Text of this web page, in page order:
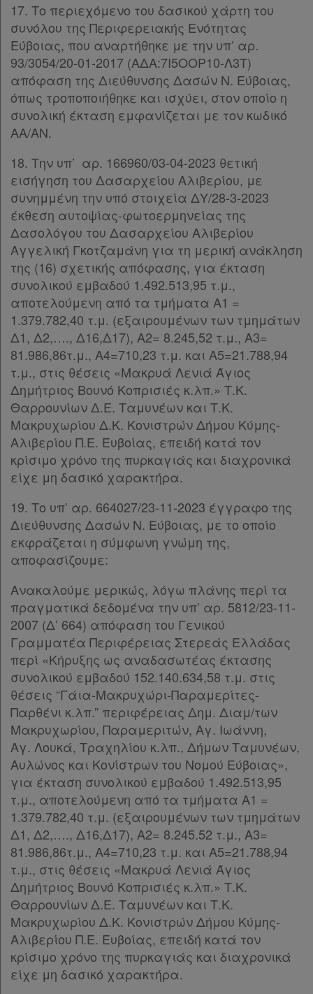
17. Το περιεχόμενο του δασικού χάρτη του
συνόλου της Περιφερειακής Ενότητας
Εύβοιας, που αναρτήθηκε με την υπ’ αρ.
93/3054/20-01-2017 (ΑΔΑ:7Ι5ΟΟΡ10-Λ3Τ)
απόφαση της Διεύθυνσης Δασών Ν. Εύβοιας,
όπως τροποποιήθηκε και ισχύει, στον οποίο η
συνολική έκταση εμφανίζεται με τον κωδικό
ΑΑ/ΑΝ.
18. Την υπ’ αρ. 166960/03-04-2023 θετική
εισήγηση του Δασαρχείου Αλιβερίου, με
συνημμένη την υπό στοιχεία ΔΥ/28-3-2023
έκθεση αυτοψίας-φωτοερμηνείας της
Δασολόγου του Δασαρχείου Αλιβερίου
Αγγελική Γκοτζαμάνη για τη μερική ανάκληση
της (16) σχετικής απόφασης, για έκταση
συνολικού εμβαδού 1.492.513,95 τ.μ.,
αποτελούμενη από τα τμήματα Α1 =
1.379.782,40 τ.μ. (εξαιρουμένων των τμημάτων
Δ1, Δ2,…., Δ16,Δ17), Α2= 8.245,52 τ.μ., Α3=
81.986,86τ.μ., Α4=710,23 τ.μ. και Α5=21.788,94
τ.μ., στις θέσεις «Μακρυά Λενιά Άγιος
Δημήτριος Βουνό Κοπρισιές κ.λπ.» Τ.Κ.
Θαρρουνίων Δ.Ε. Ταμυνέων και Τ.Κ.
Μακρυχωρίου Δ.Κ. Κονιστρών Δήμου Κύμης-
Αλιβερίου Π.Ε. Ευβοίας, επειδή κατά τον
κρίσιμο χρόνο της πυρκαγιάς και διαχρονικά
είχε μη δασικό χαρακτήρα.
19. Το υπ’ αρ. 664027/23-11-2023 έγγραφο της
Διεύθυνσης Δασών Ν. Εύβοιας, με το οποίο
εκφράζεται η σύμφωνη γνώμη της,
αποφασίζουμε:
Ανακαλούμε μερικώς, λόγω πλάνης περί τα
πραγματικά δεδομένα την υπ’ αρ. 5812/23-11-
2007 (Δ’ 664) απόφαση του Γενικού
Γραμματέα Περιφέρειας Στερεάς Ελλάδας
περί «Κήρυξης ως αναδασωτέας έκτασης
συνολικού εμβαδού 152.140.634,58 τ.μ. στις
θέσεις “Γάια-Μακρυχώρι-Παραμερίτες-
Παρθένι κ.λπ.” περιφέρειας Δημ. Διαμ/των
Μακρυχωρίου, Παραμεριτών, Αγ. Ιωάννη,
Αγ. Λουκά, Τραχηλίου κ.λπ., Δήμων Ταμυνέων,
Αυλώνος και Κονίστρων του Νομού Εύβοιας»,
για έκταση συνολικού εμβαδού 1.492.513,95
τ.μ., αποτελούμενη από τα τμήματα Α1 =
1.379.782,40 τ.μ. (εξαιρουμένων των τμημάτων
Δ1, Δ2,…., Δ16,Δ17), Α2= 8.245.52 τ.μ., Α3=
81.986,86τ.μ., Α4=710,23 τ.μ. και Α5=21.788,94
τ.μ., στις θέσεις «Μακρυά Λενιά Άγιος
Δημήτριος Βουνό Κοπρισιές κ.λπ.» Τ.Κ.
Θαρρουνίων Δ.Ε. Ταμυνέων και Τ.Κ.
Μακρυχωρίου Δ.Κ. Κονιστρών Δήμου Κύμης-
Αλιβερίου Π.Ε. Ευβοίας, επειδή κατά τον
κρίσιμο χρόνο της πυρκαγιάς και διαχρονικά
είχε μη δασικό χαρακτήρα.